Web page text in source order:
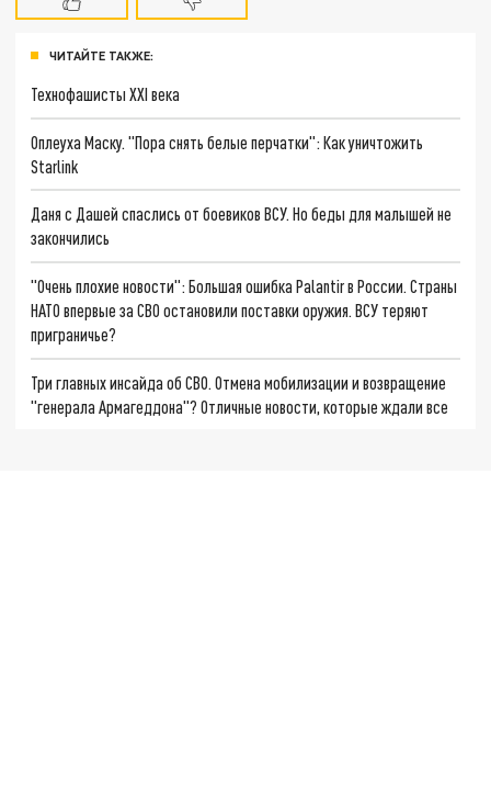
ЧИТАЙТЕ ТАКЖЕ:
Технофашисты XXI века
Оплеуха Маску. "Пора снять белые перчатки": Как уничтожить
Starlink
Даня с Дашей спаслись от боевиков ВСУ. Но беды для малышей не
закончились
"Очень плохие новости": Большая ошибка Palantir в России. Страны
НАТО впервые за СВО остановили поставки оружия. ВСУ теряют
приграничье?
Три главных инсайда об СВО. Отмена мобилизации и возвращение
"генерала Армагеддона"? Отличные новости, которые ждали все